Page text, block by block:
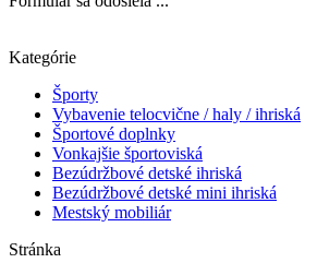
Kategórie
Športy
Vybavenie telocvične / haly / ihriská
Športové doplnky
Vonkajšie športoviská
Bezúdržbové detské ihriská
Bezúdržbové detské mini ihriská
Mestský mobiliár
Stránka